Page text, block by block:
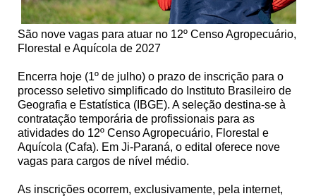
São nove vagas para atuar no 12º Censo Agropecuário,
Florestal e Aquícola de 2027
Encerra hoje (1º de julho) o prazo de inscrição para o
processo seletivo simplificado do Instituto Brasileiro de
Geografia e Estatística (IBGE). A seleção destina-se à
contratação temporária de profissionais para as
atividades do 12º Censo Agropecuário, Florestal e
Aquícola (Cafa). Em Ji-Paraná, o edital oferece nove
vagas para cargos de nível médio.
As inscrições ocorrem, exclusivamente, pela internet,